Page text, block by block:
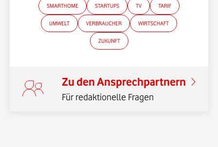
SMARTHOME STARTUPS TV TARIF
UMWELT VERBRAUCHER WIRTSCHAFT
ZUKUNFT
Zu den Ansprechpartnern
Für redaktionelle Fragen